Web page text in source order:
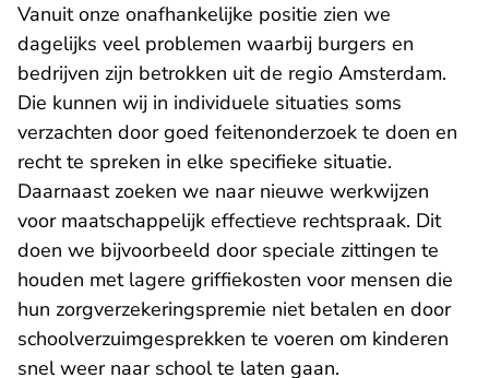
Vanuit onze onafhankelijke positie zien we
dagelijks veel problemen waarbij burgers en
bedrijven zijn betrokken uit de regio Amsterdam.
Die kunnen wij in individuele situaties soms
verzachten door goed feitenonderzoek te doen en
recht te spreken in elke specifieke situatie.
Daarnaast zoeken we naar nieuwe werkwijzen
voor maatschappelijk effectieve rechtspraak. Dit
doen we bijvoorbeeld door speciale zittingen te
houden met lagere griffiekosten voor mensen die
hun zorgverzekeringspremie niet betalen en door
schoolverzuimgesprekken te voeren om kinderen
snel weer naar school te laten gaan.